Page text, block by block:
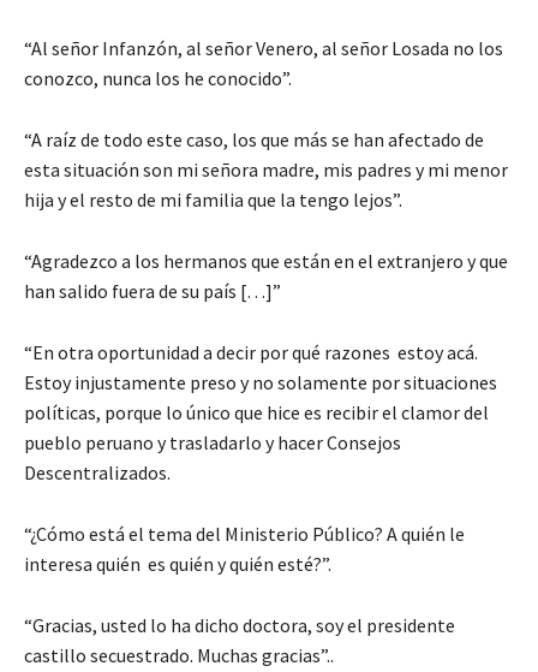
“Al señor Infanzón, al señor Venero, al señor Losada no los
conozco, nunca los he conocido”.
“A raíz de todo este caso, los que más se han afectado de
esta situación son mi señora madre, mis padres y mi menor
hija y el resto de mi familia que la tengo lejos”.
“Agradezco a los hermanos que están en el extranjero y que
han salido fuera de su país […]”
“En otra oportunidad a decir por qué razones estoy acá.
Estoy injustamente preso y no solamente por situaciones
políticas, porque lo único que hice es recibir el clamor del
pueblo peruano y trasladarlo y hacer Consejos
Descentralizados.
“¿Cómo está el tema del Ministerio Público? A quién le
interesa quién es quién y quién esté?”.
“Gracias, usted lo ha dicho doctora, soy el presidente
castillo secuestrado. Muchas gracias”..